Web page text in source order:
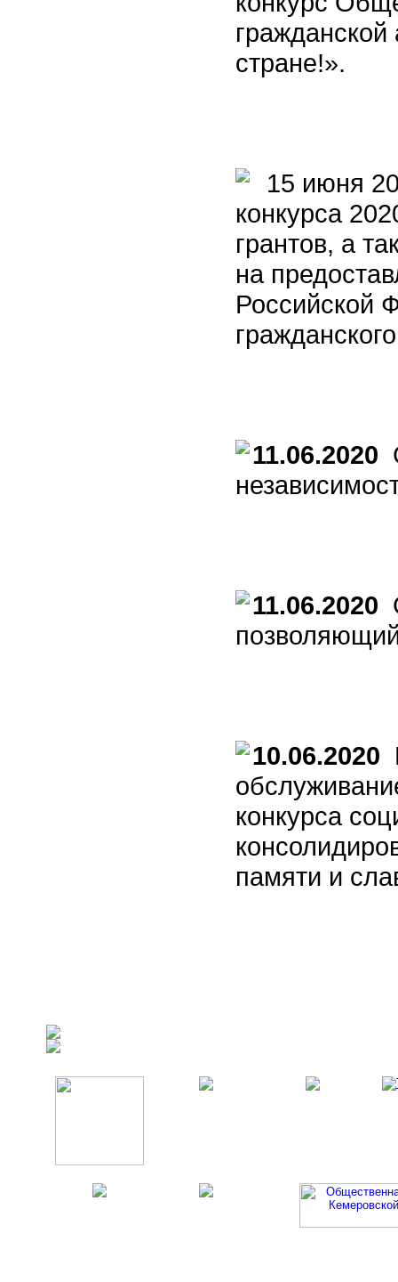
стране!».
15 июня
конкурса
грантов, а
на
Российской
11.06.2020
11.06.2020
10.06.2020
конкурса
памяти и